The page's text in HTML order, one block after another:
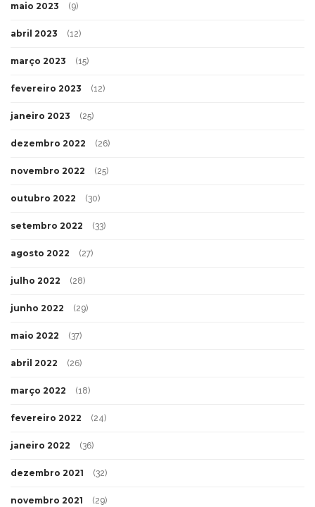
maio 2023 (9)
abril 2023 (12)
março 2023 (15)
fevereiro 2023 (12)
janeiro 2023 (25)
dezembro 2022 (26)
novembro 2022 (25)
outubro 2022 (30)
setembro 2022 (33)
agosto 2022 (27)
julho 2022 (28)
junho 2022 (29)
maio 2022 (37)
abril 2022 (26)
março 2022 (18)
fevereiro 2022 (24)
janeiro 2022 (36)
dezembro 2021 (32)
novembro 2021 (29)